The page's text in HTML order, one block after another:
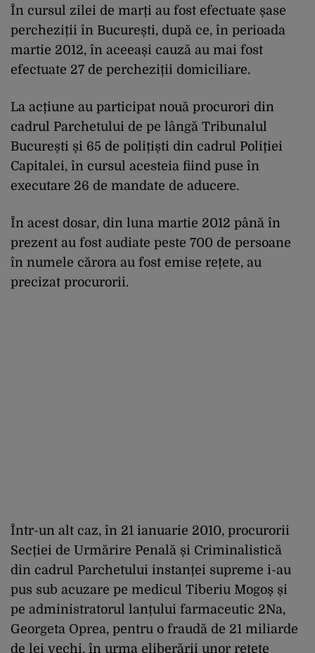
În cursul zilei de marți au fost efectuate șase
percheziții în București, după ce, în perioada
martie 2012, în aceeași cauză au mai fost
efectuate 27 de percheziții domiciliare.
La acțiune au participat nouă procurori din
cadrul Parchetului de pe lângă Tribunalul
București și 65 de polițiști din cadrul Poliției
Capitalei, în cursul acesteia fiind puse în
executare 26 de mandate de aducere.
În acest dosar, din luna martie 2012 până în
prezent au fost audiate peste 700 de persoane
în numele cărora au fost emise rețete, au
precizat procurorii.
Într-un alt caz, în 21 ianuarie 2010, procurorii
Secției de Urmărire Penală și Criminalistică
din cadrul Parchetului instanței supreme i-au
pus sub acuzare pe medicul Tiberiu Mogoș și
pe administratorul lanțului farmaceutic 2Na,
Georgeta Oprea, pentru o fraudă de 21 miliarde
de lei vechi, în urma eliberării unor rețete